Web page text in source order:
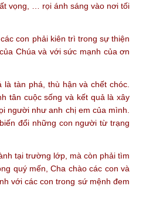
vọng, … rọi ánh sáng vào nơi tối
con phải kiên trì trong sự thiện
Chúa và với sức mạnh của ơn
tàn phá, thù hận và chết chóc.
tân cuộc sống và kết quả là xây
người như anh chị em của mình.
đổi những con người từ trạng
tại trường lớp, mà còn phải tìm
quý mến, Cha chào các con và
với các con trong sứ mệnh đem